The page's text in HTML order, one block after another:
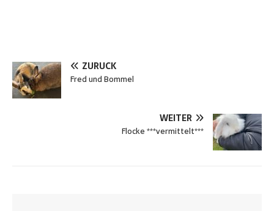
ZURÜCK
Fred und Bommel
WEITER
Flocke ***vermittelt***